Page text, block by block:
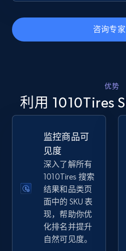
info, Stars, Feedbacks,
2.5K+ 378+
URL, Product id, Title, Seller
Seller reviews, Breadcrumbs,
more.
2.5K+ 358+
咨询专家
优势
利用 1010Tires
监控商品可
见度
深入了解所有
1010Tires 搜索
结果和品类页
面中的 SKU 表
现，帮助你优
化排名并提升
自然可见度。